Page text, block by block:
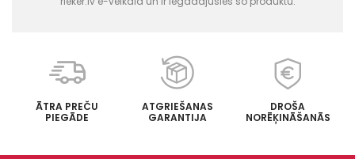
ĀTRA PREČU
PIEGĀDE
ATGRIEŠANAS
GARANTIJA
DROŠA
NORĒĶINĀŠANĀS